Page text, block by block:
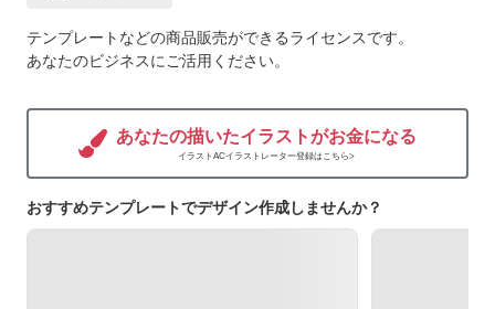
テンプレートなどの商品販売ができるライセンスです。
あなたのビジネスにご活用ください。
あなたの描いたイラストがお金になる
イラストACイラストレーター登録はこちら>
おすすめテンプレートでデザイン作成しませんか？